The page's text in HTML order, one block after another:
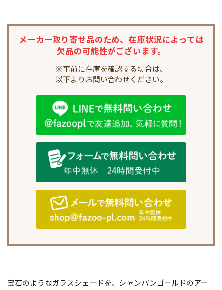
メーカー取り寄せ品のため、 在庫状況によっては
欠品の可能性がございます。
※事前に在庫を確認する場合は、
以下よりお問い合わせください。
宝石のようなガラスシェードを、シャンパンゴールドのアー